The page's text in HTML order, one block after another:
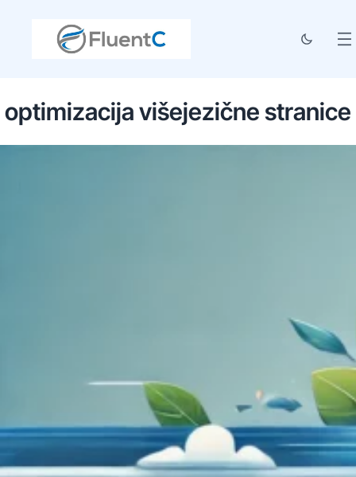
optimizacija višejezične stranice